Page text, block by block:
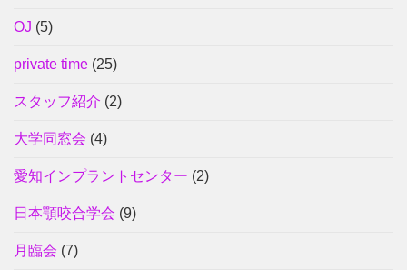
OJ (5)
private time (25)
スタッフ紹介 (2)
大学同窓会 (4)
愛知インプラントセンター (2)
日本顎咬合学会 (9)
月臨会 (7)